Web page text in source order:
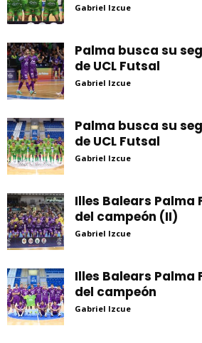
Gabriel Izcue
Palma busca su
de UCL Futsal
Gabriel Izcue
Palma busca su
de UCL Futsal
Gabriel Izcue
Illes Balears Palma
del campeón (II)
Gabriel Izcue
Illes Balears Palma
del campeón
Gabriel Izcue